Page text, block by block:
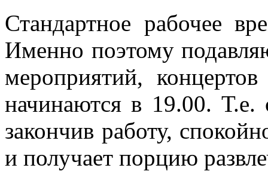
Стандартное рабочее
Именно поэтому
мероприятий,
начинаются в 19.00.
закончив работу,
и получает порцию